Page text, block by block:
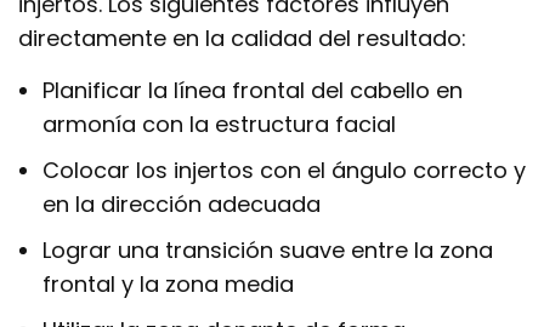
directamente en la calidad del resultado:
Planificar la línea frontal del cabello en
armonía con la estructura facial
Colocar los injertos con el ángulo correcto y
en la dirección adecuada
Lograr una transición suave entre la zona
frontal y la zona media